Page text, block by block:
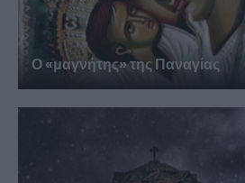
Ο «μαγνήτης» της Παναγίας